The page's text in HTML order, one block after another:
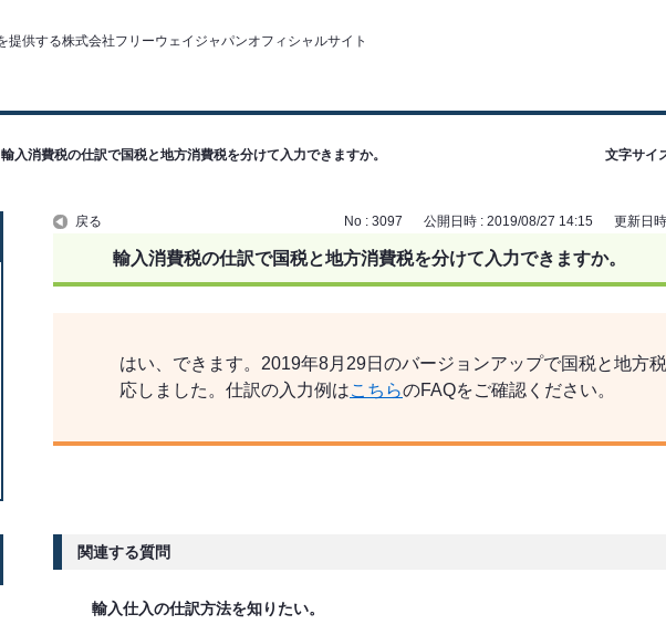
文字サイ
輸入消費税の仕訳で国税と地方消費税を分けて入力できますか。
戻る No : 3097 公開日時 : 2019/08/27 14:15 更新日
輸入消費税の仕訳で国税と地方消費税を分けて入力できますか。
はい、できます。2019年8月29日のバージョンアップで国税と地方
応しました。仕訳の入力例はこちらのFAQをご確認ください。
関連する質問
輸入仕入の仕訳方法を知りたい。